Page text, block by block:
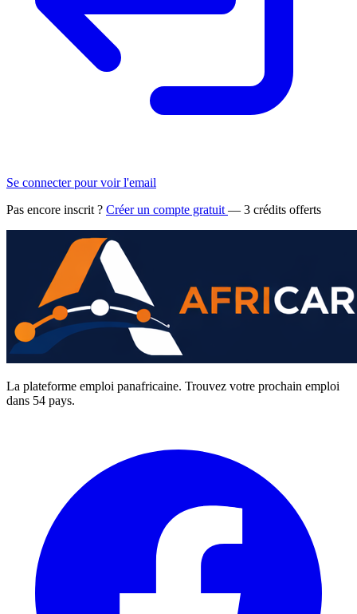
Se connecter pour voir l'email
Pas encore inscrit ? Créer un compte gratuit — 3 crédits offerts
La plateforme emploi panafricaine. Trouvez votre prochain emploi
dans 54 pays.